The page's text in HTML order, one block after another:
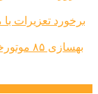
بهسازی ۸۵ موتورخانه در البرز طی سه‌ماهه نخست امسال